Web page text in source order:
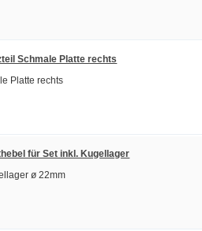
Schmale Platte rechts
Platte rechts
für Set inkl. Kugellager
ø 22mm